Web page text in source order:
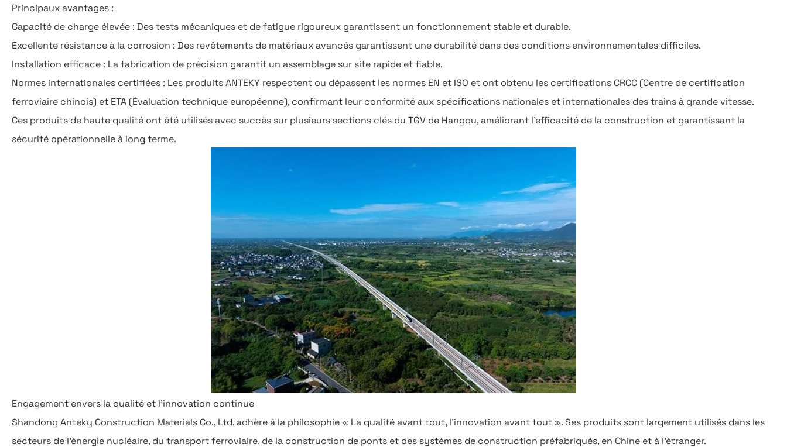
Principaux avantages :
Capacité de charge élevée : Des tests mécaniques et de fatigue rigoureux garantissent un fonctionnement stable et durable.
Excellente résistance à la corrosion : Des revêtements de matériaux avancés garantissent une durabilité dans des conditions environnementales difficiles.
Installation efficace : La fabrication de précision garantit un assemblage sur site rapide et fiable.
Normes internationales certifiées : Les produits ANTEKY respectent ou dépassent les normes EN et ISO et ont obtenu les certifications CRCC (Centre de certification
ferroviaire chinois) et ETA (Évaluation technique européenne), confirmant leur conformité aux spécifications nationales et internationales des trains à grande vitesse.
Ces produits de haute qualité ont été utilisés avec succès sur plusieurs sections clés du TGV de Hangqu, améliorant l'efficacité de la construction et garantissant la
sécurité opérationnelle à long terme.
Engagement envers la qualité et l'innovation continue
Shandong Anteky Construction Materials Co., Ltd. adhère à la philosophie « La qualité avant tout, l'innovation avant tout ». Ses produits sont largement utilisés dans les
secteurs de l'énergie nucléaire, du transport ferroviaire, de la construction de ponts et des systèmes de construction préfabriqués, en Chine et à l'étranger.